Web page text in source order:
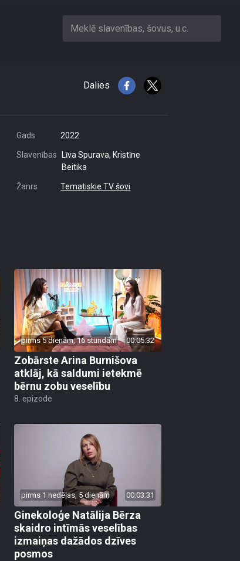
Meklē slavenības, šovus, u.c.
Dalies
Gads 2022
Slavenības
Līva Spurava, Kristīne
Beitika
Žanrs Tematiskie TV šovi
pirms 5 dienām, 16 stundām 00:05:32
Zobārste Arina Burnišova
atklāj, kā saldumi ietekmē
bērnu zobu veselību
8. epizode
pirms 1 nedēļas, 5 dienām 00:03:31
Ginekoloģe Natālija Bērza
skaidro intīmās veselības
izmaiņas dažādos dzīves
posmos